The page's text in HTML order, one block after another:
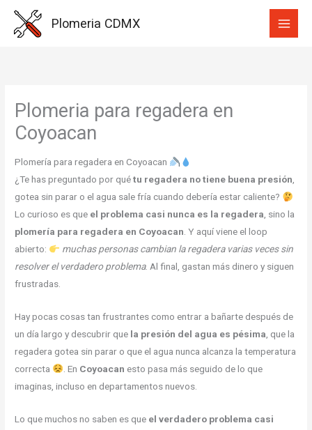
Plomeria CDMX
Plomeria para regadera en
Coyoacan
Plomería para regadera en Coyoacan
¿Te has preguntado por quétu regadera no tiene buena presión,
gotea sin parar o el agua sale fría cuando debería estar caliente?
Lo curioso es que el problema casi nunca es la regadera, sino la
plomería para regadera en Coyoacan. Y aquí viene el loop
abierto:
muchas personas cambian la regadera varias veces sin
resolver el verdadero problema. Al final, gastan más dinero y siguen
frustradas.
Hay pocas cosas tan frustrantes como entrar a bañarte después de
un día largo y descubrir que la presión del agua es pésima , que la
regadera gotea sin parar o que el agua nunca alcanza la temperatura
correcta
. En Coyoacan esto pasa más seguido de lo que
imaginas, incluso en departamentos nuevos.
Lo que muchos no saben es que el verdadero problema casi